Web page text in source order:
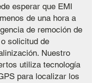
esperar que EMI
de una hora a
de remoción de
solicitud de
Nuestro
utiliza tecnología
para localizar los